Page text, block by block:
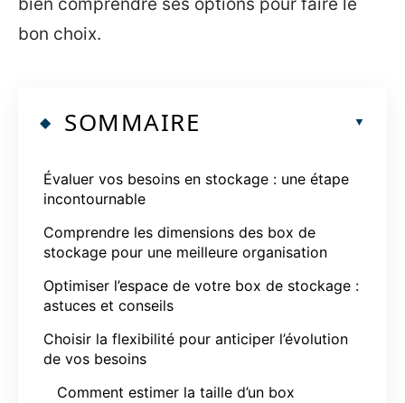
bon choix.
SOMMAIRE
Évaluer vos besoins en stockage : une étape
incontournable
Comprendre les dimensions des box de
stockage pour une meilleure organisation
Optimiser l’espace de votre box de stockage :
astuces et conseils
Choisir la flexibilité pour anticiper l’évolution
de vos besoins
Comment estimer la taille d’un box